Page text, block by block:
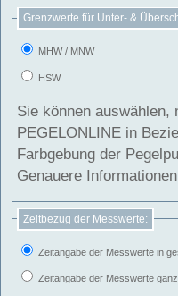
Grenzwerte für Unter- &
MHW / MNW
HSW
Sie können
PEGELONLINE in Beziehung
Farbgebung der
Genauere
Zeitbezug der Messwerte:
Zeitangabe der Messwerte in
Zeitangabe der Messwerte